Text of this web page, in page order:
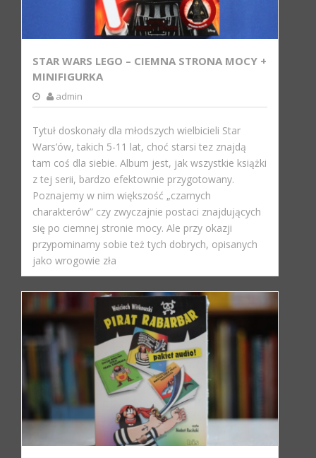
STAR WARS LEGO – CIEMNA STRONA MOCY +
MINIFIGURKA
admin
Tytuł doskonały dla młodszych wielbicieli Star
Wars’ów, takich 5-11 lat, choć starsi tez znajdą
tam coś dla siebie. Album jest, jak wszystkie książki
z tej serii, bardzo efektownie przygotowany.
Poznajemy w nim większość „czarnych
charakterów” czy zwyczajnie postaci znajdujących
się po ciemnej stronie mocy. Ale przy okazji
przypominamy sobie też tych dobrych, opisanych
jako wrogowie zła